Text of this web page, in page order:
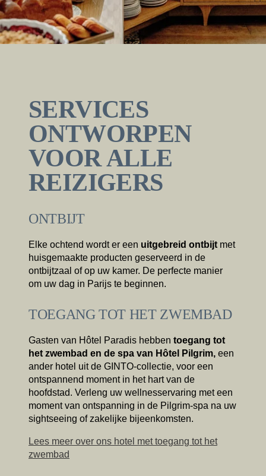
SERVICES
ONTWORPEN
VOOR ALLE
REIZIGERS
ONTBIJT
Elke ochtend wordt er een uitgebreid ontbijt met
huisgemaakte producten geserveerd in de
ontbijtzaal of op uw kamer. De perfecte manier
om uw dag in Parijs te beginnen.
TOEGANG TOT HET ZWEMBAD
Gasten van Hôtel Paradis hebben toegang tot
het zwembad en de spa van Hôtel Pilgrim, een
ander hotel uit de GINTO-collectie, voor een
ontspannend moment in het hart van de
hoofdstad. Verleng uw wellnesservaring met een
moment van ontspanning in de Pilgrim-spa na uw
sightseeing of zakelijke bijeenkomsten.
Lees meer over ons hotel met toegang tot het
zwembad
Het huisDe kamers & Suites
Onze partnersOnze Verplichtingen
Aanbiedingen & NieuwsToegangBoek
Neem contact met ons op
Boek